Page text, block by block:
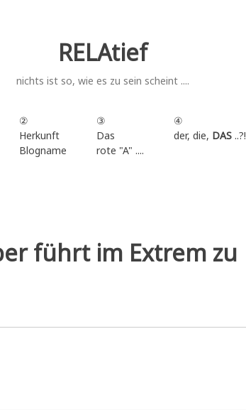
RELAtief
nichts ist so, wie es zu sein scheint ....
②
Herkunft
Blogname
③
Das
rote "A" ....
④
der, die, DAS..?!
führt im Extrem zu